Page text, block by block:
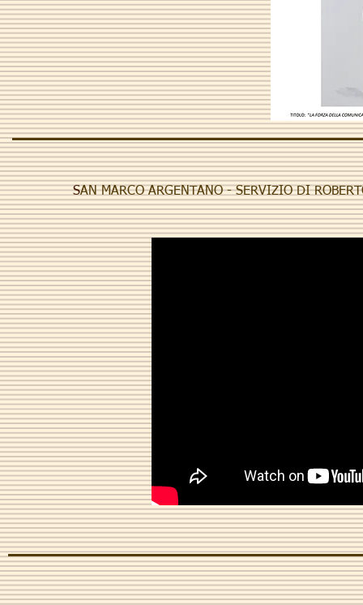
SAN MARCO ARGENTANO - SERVIZIO DI